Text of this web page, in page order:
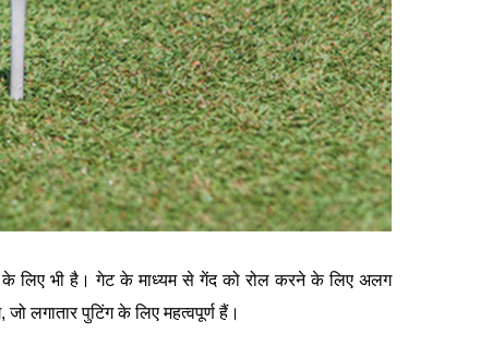
लिए भी है। गेट के माध्यम से गेंद को रोल करने के लिए अलग
लगातार पुटिंग के लिए महत्वपूर्ण हैं।